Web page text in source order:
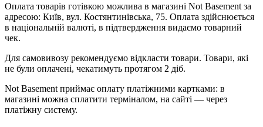
Оплата товарів готівкою можлива в магазині Not Basement за
адресою: Київ, вул. Костянтинівська, 75. Оплата здійснюється
в національній валюті, в підтвердження видаємо товарний
чек.
Для самовивозу рекомендуємо відкласти товари. Товари, які
не були оплачені, чекатимуть протягом 2 діб.
Not Basement приймає оплату платіжними картками: в
магазині можна сплатити терміналом, на сайті — через
платіжну систему.